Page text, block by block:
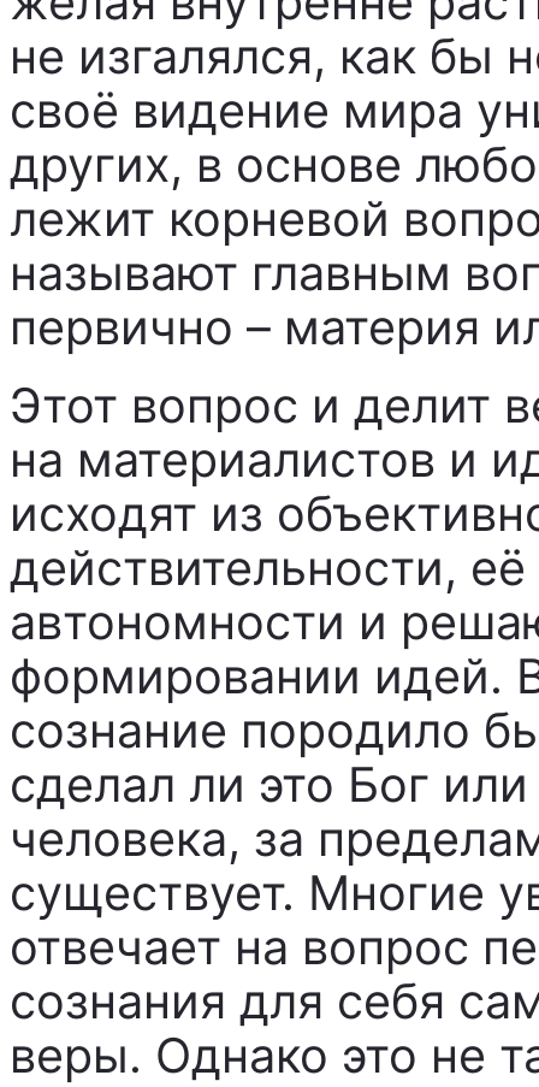
не изгалялся, как бы
своё видение мира
других, в основе
лежит корневой
называют главным
первично – материя
Этот вопрос и делит
на материалистов и
исходят из
действительности,
автономности и
формировании идей.
сознание породило
сделал ли это Бог
человека, за
существует. Многие
отвечает на вопрос
сознания для себя
веры. Однако это не